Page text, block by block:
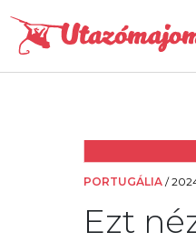
PORTUGÁLIA /
Ezt